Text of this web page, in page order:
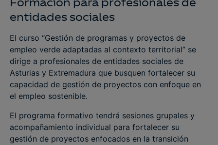
entidades sociales
El curso “Gestión de programas y proyectos de
empleo verde adaptadas al contexto territorial” se
dirige a profesionales de entidades sociales de
Asturias y Extremadura que busquen fortalecer su
capacidad de gestión de proyectos con enfoque en
el empleo sostenible.
El programa formativo tendrá sesiones grupales y
acompañamiento individual para fortalecer su
gestión de proyectos enfocados en la transición